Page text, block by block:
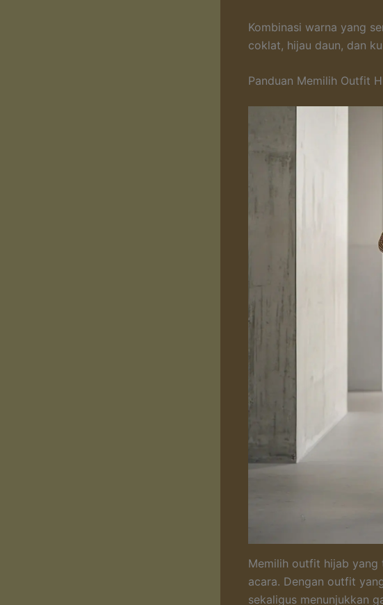
Kombinasi warna yang
coklat, hijau daun, dan
Panduan Memilih Outfit
Memilih outfit hijab yang
acara. Dengan outfit
sekaligus menunjukkan